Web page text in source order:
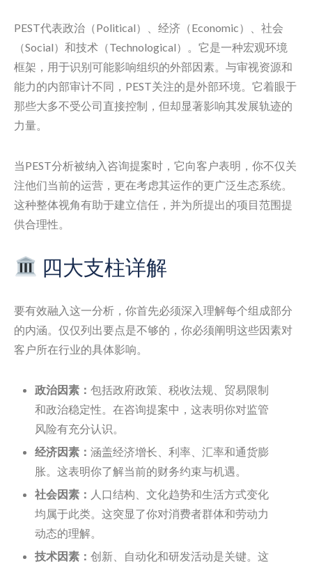
PEST代表政治（Political）、经济（Economic）、社会
（Social）和技术（Technological）。它是一种宏观环境
框架，用于识别可能影响组织的外部因素。与审视资源和
能力的内部审计不同，PEST关注的是外部环境。它着眼于
那些大多不受公司直接控制，但却显著影响其发展轨迹的
力量。
当PEST分析被纳入咨询提案时，它向客户表明，你不仅关
注他们当前的运营，更在考虑其运作的更广泛生态系统。
这种整体视角有助于建立信任，并为所提出的项目范围提
供合理性。
四大支柱详解
要有效融入这一分析，你首先必须深入理解每个组成部分
的内涵。仅仅列出要点是不够的，你必须阐明这些因素对
客户所在行业的具体影响。
政治因素： 包括政府政策、税收法规、贸易限制
和政治稳定性。在咨询提案中，这表明你对监管
风险有充分认识。
经济因素： 涵盖经济增长、利率、汇率和通货膨
胀。这表明你了解当前的财务约束与机遇。
社会因素： 人口结构、文化趋势和生活方式变化
均属于此类。这突显了你对消费者群体和劳动力
动态的理解。
技术因素： 创新、自动化和研发活动是关键。这